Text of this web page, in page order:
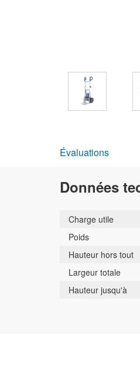
Évaluations
Données
Charge utile
Poids
Hauteur hors tout
Largeur totale
Hauteur jusqu'à